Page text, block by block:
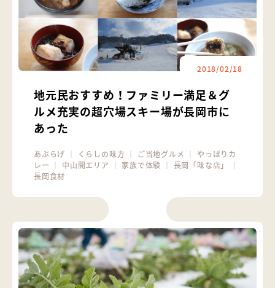
2018/02/18
地元民おすすめ！ファミリー満足＆グ
ルメ充実の超穴場スキー場が長岡市に
あった
あぶらげ ｜ くらしの味方 ｜ ご当地グルメ ｜ やっぱりカ
レー ｜ 中山間エリア ｜ 家族で体験 ｜ 長岡「味な店」
｜
長岡食材